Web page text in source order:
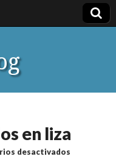
en liza
desactivados